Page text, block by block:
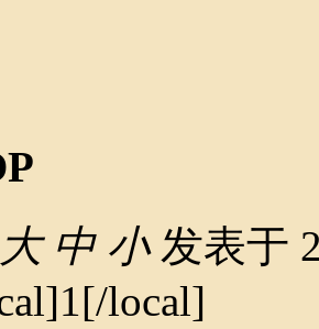
大 中 小发表于
local]